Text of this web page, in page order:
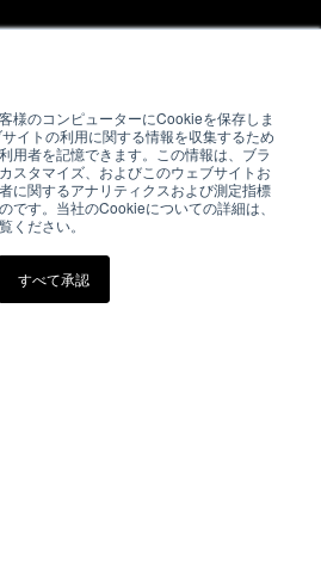
様のコンピューターにCookieを保存しま
イトの利用に関する情報を収集するため
用者を記憶できます。この情報は、ブラ
スタマイズ、およびこのウェブサイトお
に関するアナリティクスおよび測定指標
です。当社のCookieについての詳細は、
ください。
すべて承認
、理工学専門図書出版を手掛け
本をオンラインで活用する新し
す。